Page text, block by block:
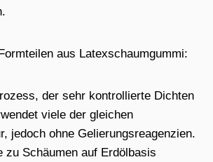
aus Latexschaumgummi:
der sehr kontrollierte Dichten
viele der gleichen
jedoch ohne Gelierungsreagenzien.
zu Schäumen auf Erdölbasis